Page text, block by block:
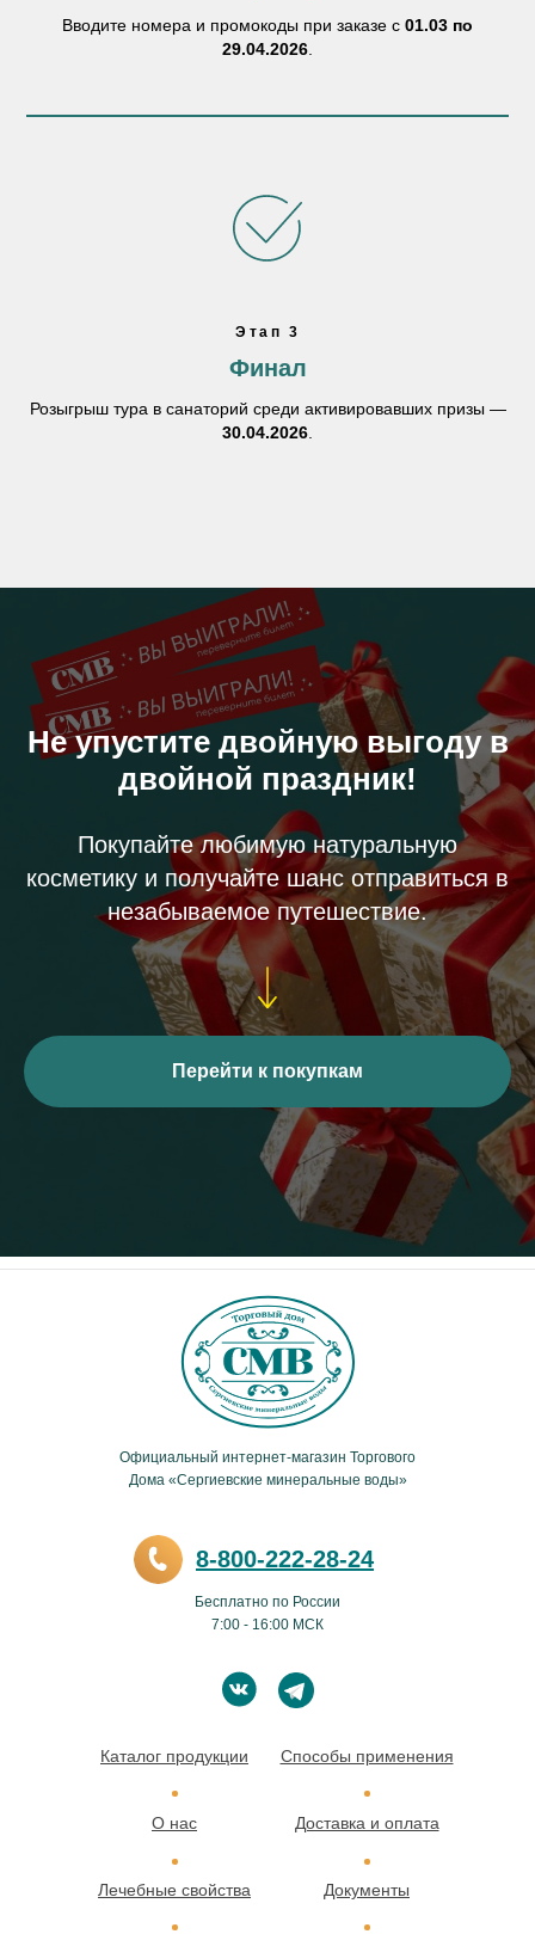
Вводите номера и промокоды при заказе с 01.03 по
29.04.2026.
Этап 3
Финал
Розыгрыш тура в санаторий среди активировавших призы —
30.04.2026.
Не упустите двойную выгоду в
двойной праздник!
Покупайте любимую натуральную
косметику и получайте шанс отправиться в
незабываемое путешествие.
Перейти к покупкам
Официальный интернет-магазин Торгового
Дома «Сергиевские минеральные воды»
Каталог продукции
О нас Доставка и оплата
Лечебные свойства Документы
Способы применения
Бесплатно по России
7:00 - 16:00 МСК
8-800-222-28-24